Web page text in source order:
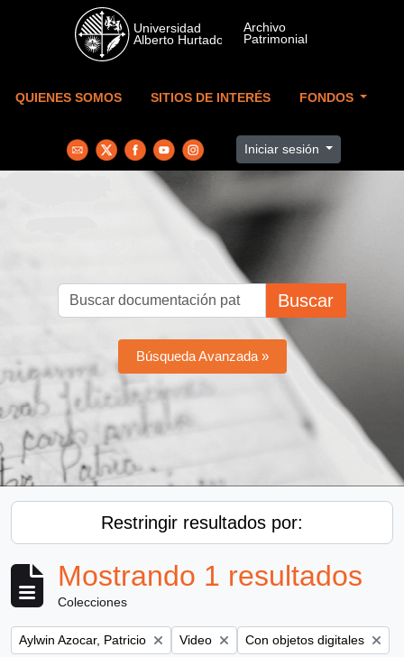
Skip to main content
QUIENES SOMOS SITIOS DE INTERÉS FONDOS
Iniciar sesión
Buscar
Búsqueda Avanzada »
Restringir resultados por:
Mostrando 1 resultados
Colecciones
Remove filter:
Aylwin Azocar, Patricio Remove filter:
Video Remove filter:
Con objetos digitales